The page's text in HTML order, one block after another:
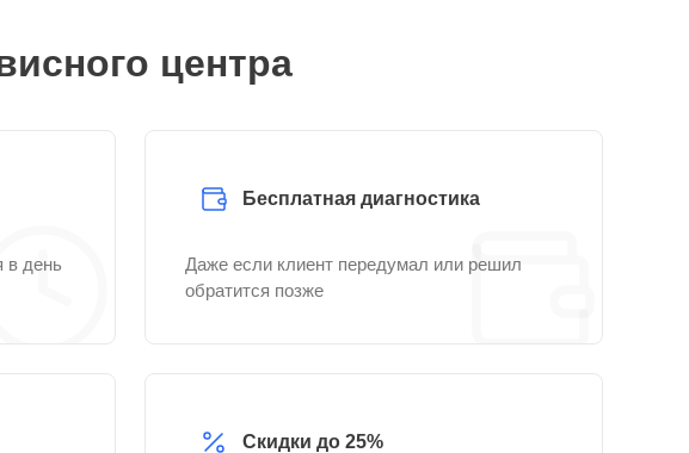
центра
в день
Бесплатная диагностика
Даже если клиент передумал или решил
обратится позже
Скидки до 25%